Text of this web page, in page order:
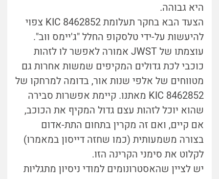
היא גבוהה.
הצעד הבא בחקר תעלומת KIC 8462852 צפוי
להיעשות על-ידי טלסקופ החלל "ג'יימס ווב".
עוצמתו של JWST אמורה לאפשר לו לזהות
כוכבי לכת גדולים המקיפים שמשות אחרות גם
מטווחים של אלפי שנות אור, בדומה למרחקו של
KIC 8462852 מאתנו. קיימת אפשרות סבירה
שהוא יוכל לזהות עצם גדול המקיף את הכוכב,
אם קיים, ואם זה מקרין בתחום התת-אדום
בצורה משמעותית (כמו שחזה דייסון במאמרו)
לקלוט את סימני הקרינה הזו.
יש לציין שהאסטרונומים למודי ניסיון מתגליות